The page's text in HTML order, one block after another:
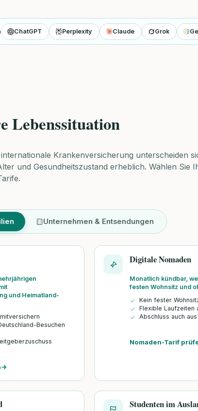
ChatGPT Perplexity Claude Grok
Lebenssituation
Krankenversicherung unterscheiden
und Gesundheitszustand erheblich. Wählen Sie
Unternehmen & Entsendungen
und Heimatland-
Besuchen
→
Digitale Nomaden
Monatlich kündbar,
festen Wohnsitz und
Kein fester
Flexible Laufzeiten
Abschluss auch
Nomaden-Tarif
Studenten im